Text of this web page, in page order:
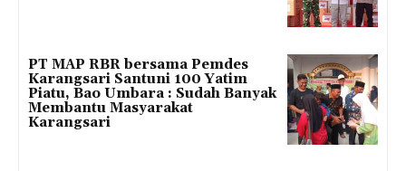
PT MAP RBR bersama Pemdes
Karangsari Santuni 100 Yatim
Piatu, Bao Umbara : Sudah Banyak
Membantu Masyarakat
Karangsari